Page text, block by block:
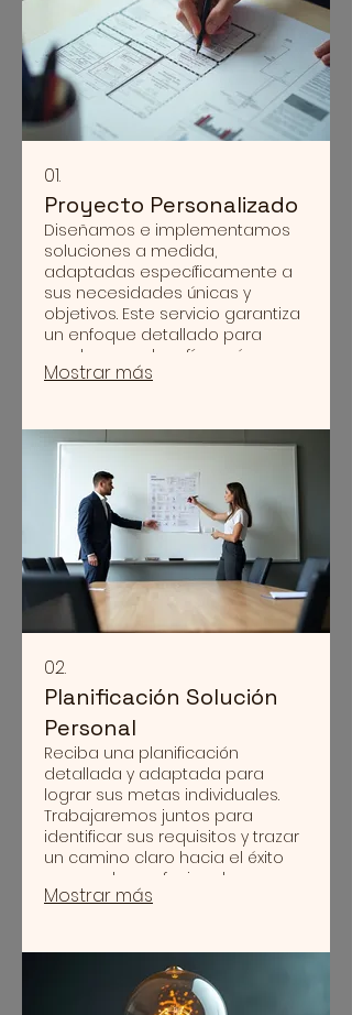
01.
Proyecto Personalizado
Diseñamos e implementamos
soluciones a medida,
adaptadas específicamente a
sus necesidades únicas y
objetivos. Este servicio garantiza
un enfoque detallado para
resolver sus desafíos más
complejos, entregando
Mostrar más
02.
Planificación Solución
Personal
Reciba una planificación
detallada y adaptada para
lograr sus metas individuales.
Trabajaremos juntos para
identificar sus requisitos y trazar
un camino claro hacia el éxito
personal o profesional.
Mostrar más